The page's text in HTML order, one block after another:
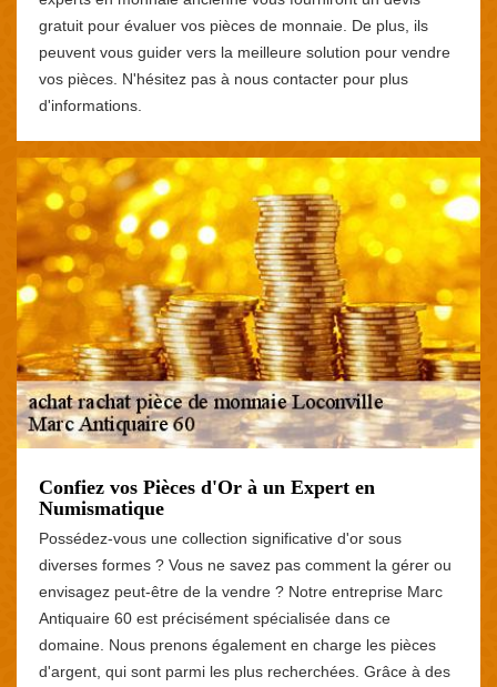
gratuit pour évaluer vos pièces de monnaie. De plus, ils
peuvent vous guider vers la meilleure solution pour vendre
vos pièces. N'hésitez pas à nous contacter pour plus
d'informations.
Confiez vos Pièces d'Or à un Expert en
Numismatique
Possédez-vous une collection significative d'or sous
diverses formes ? Vous ne savez pas comment la gérer ou
envisagez peut-être de la vendre ? Notre entreprise Marc
Antiquaire 60 est précisément spécialisée dans ce
domaine. Nous prenons également en charge les pièces
d'argent, qui sont parmi les plus recherchées. Grâce à des